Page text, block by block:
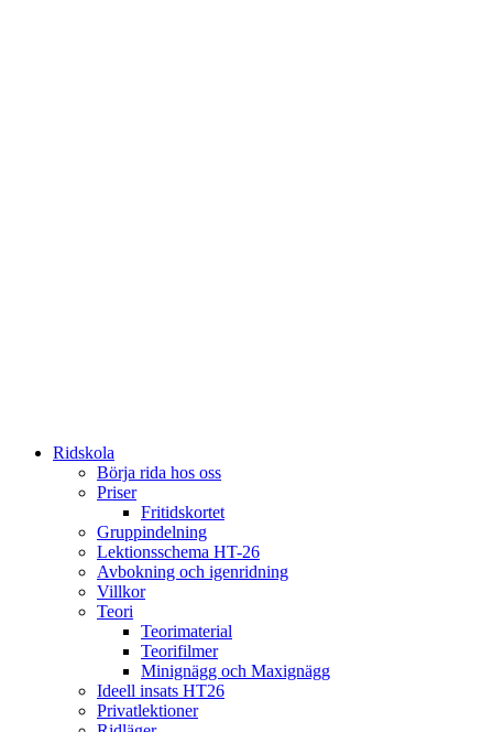
Ridskola
Börja rida hos oss
Priser
Fritidskortet
Gruppindelning
Lektionsschema HT-26
Avbokning och igenridning
Villkor
Teori
Teorimaterial
Teorifilmer
Minignägg och Maxignägg
Ideell insats HT26
Privatlektioner